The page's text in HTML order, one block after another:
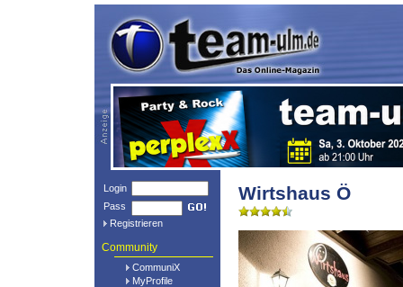
Login
Pass
Registrieren
Community
CommuniX
MyProfile
Wirtshaus Ö